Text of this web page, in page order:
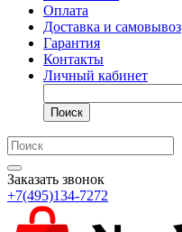
Оплата
Доставка и самовывоз
Гарантия
Контакты
Личный кабинет
Поиск
Заказать звонок
+7(495)134-7272